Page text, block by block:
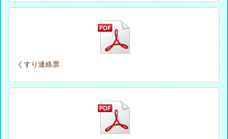
くすり連絡票